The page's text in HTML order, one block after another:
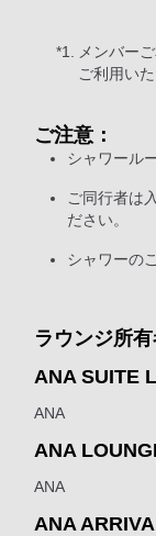
*1.
メンバー
ご利用いた
ご注意：
シャワール
ご同行者は
ださい。
シャワーの
ラウンジ所
ANA SUITE
ANA
ANA
ANA
ANA